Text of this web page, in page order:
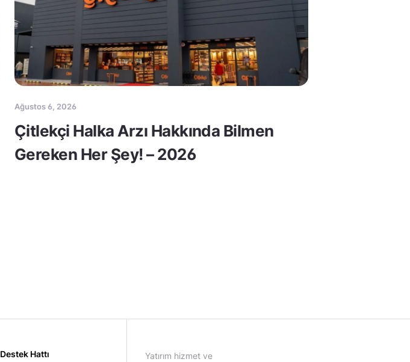
Ağustos 6, 2026
Çitlekçi Halka Arzı Hakkında Bilmen
Gereken Her Şey! – 2026
Destek Hattı
Yatırım hizmet ve